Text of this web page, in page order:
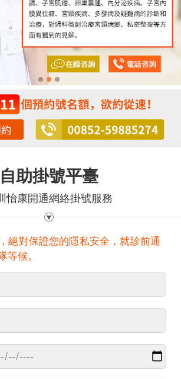
自助掛號平臺
怡康開通網絡掛號服務
絕對保證您的隱私安全，就診前通
等候。